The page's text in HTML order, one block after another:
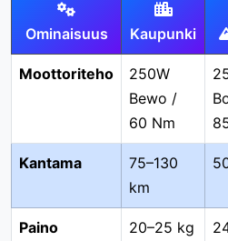
Ominaisuus Kaupunki
Moottoriteho
250W
Bewo /
60 Nm
Kantama
75–130
km
Paino 20–25 kg